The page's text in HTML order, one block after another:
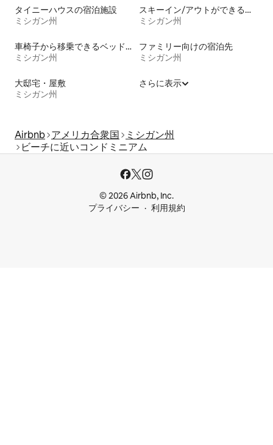
タイニーハウスの宿泊施設
ミシガン州
スキーイン/アウトができる宿泊先
ミシガン州
車椅子から移乗できるベッドがある宿泊施設
ミシガン州
ファミリー向けの宿泊先
ミシガン州
大邸宅・屋敷
ミシガン州
さらに表示
Airbnb アメリカ合衆国
ミシガン州
ビーチに近いコンドミニアム
© 2026 Airbnb, Inc.
プライバシー
利用規約